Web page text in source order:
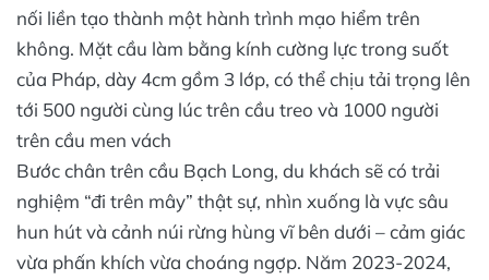
nối liền tạo thành một hành trình mạo hiểm trên
không. Mặt cầu làm bằng kính cường lực trong suốt
của Pháp, dày 4cm gồm 3 lớp, có thể chịu tải trọng lên
tới 500 người cùng lúc trên cầu treo và 1000 người
trên cầu men vách
Bước chân trên cầu Bạch Long, du khách sẽ có trải
nghiệm “đi trên mây” thật sự, nhìn xuống là vực sâu
hun hút và cảnh núi rừng hùng vĩ bên dưới – cảm giác
vừa phấn khích vừa choáng ngợp. Năm 2023-2024,